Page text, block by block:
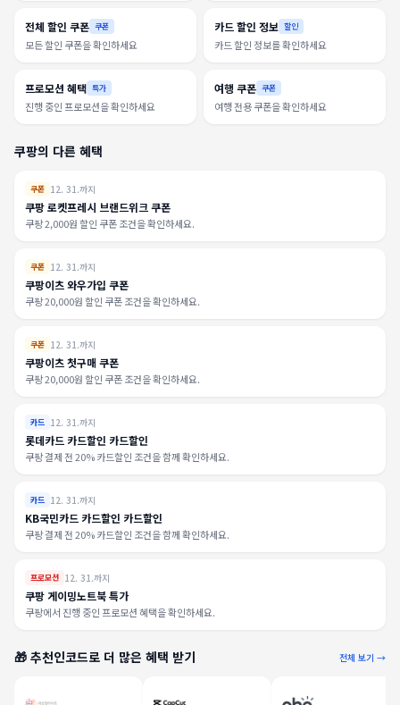
전체 할인 쿠폰 쿠폰
모든 할인 쿠폰을 확인하세요
카드 할인 정보 할인
카드 할인 정보를 확인하세요
프로모션 혜택 특가
진행 중인 프로모션을 확인하세요
여행 쿠폰 쿠폰
여행 전용 쿠폰을 확인하세요
쿠팡의 다른 혜택
쿠폰 12. 31.까지
쿠팡 로켓프레시 브랜드위크 쿠폰
쿠팡 2,000원 할인 쿠폰 조건을 확인하세요.
쿠폰 12. 31.까지
쿠팡이츠 와우가입 쿠폰
쿠팡 20,000원 할인 쿠폰 조건을 확인하세요.
쿠폰 12. 31.까지
쿠팡이츠 첫구매 쿠폰
쿠팡 20,000원 할인 쿠폰 조건을 확인하세요.
카드 12. 31.까지
롯데카드 카드할인 카드할인
쿠팡 결제 전 20% 카드할인 조건을 함께 확인하세요.
카드 12. 31.까지
KB국민카드 카드할인 카드할인
쿠팡 결제 전 20% 카드할인 조건을 함께 확인하세요.
프로모션 12. 31.까지
쿠팡 게이밍노트북 특가
쿠팡에서 진행 중인 프로모션 혜택을 확인하세요.
🎁 추천인코드로 더 많은 혜택 받기 전체 보기 →